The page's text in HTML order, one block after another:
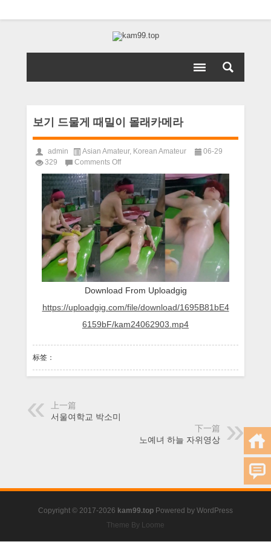
보기 드물게 때밀이 몰래카메라
admin Asian Amateur, Korean Amateur
06-29
329
Comments Offon
보
기
드
물
게
때
밀
이
몰
카
메
라
Download From Uploadgig
https://uploadgig.com/file/download/1695B81bE4
6159bF/kam24062903.mp4
标签：
上一篇
서울여학교 박소미
下一篇
노예녀 하늘 자위영상
Copyright © 2017-2026 kam99.top Powered by WordPress
Theme By Loome